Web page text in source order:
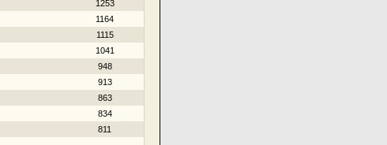
1253
1164
1115
1041
948
913
863
834
811